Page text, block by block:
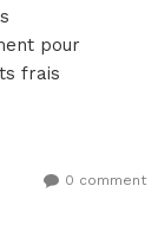
pour
frais
0 comment